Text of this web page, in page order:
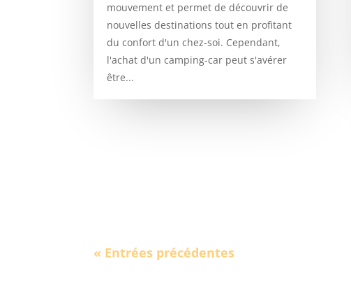
mouvement et permet de découvrir de
nouvelles destinations tout en profitant
du confort d'un chez-soi. Cependant,
l'achat d'un camping-car peut s'avérer
être...
« Entrées précédentes